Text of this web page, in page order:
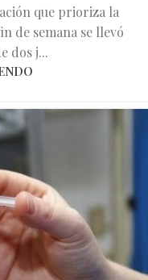
que prioriza la
de semana se llevó
dos j...